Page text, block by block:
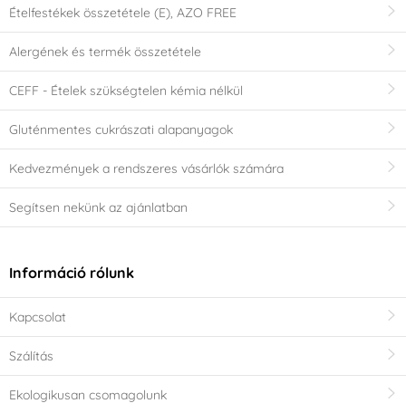
Ételfestékek összetétele (E), AZO FREE
Alergének és termék összetétele
CEFF - Ételek szükségtelen kémia nélkül
Gluténmentes cukrászati alapanyagok
Kedvezmények a rendszeres vásárlók számára
Segítsen nekünk az ajánlatban
Információ rólunk
Kapcsolat
Szálítás
Ekologikusan csomagolunk